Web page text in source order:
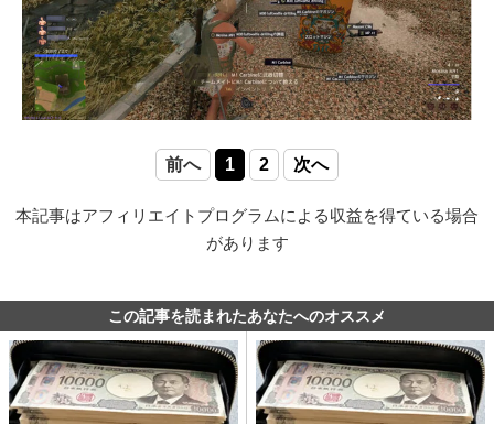
前へ 1 2 次へ
本記事はアフィリエイトプログラムによる収益を得ている場合
があります
この記事を読まれたあなたへのオススメ